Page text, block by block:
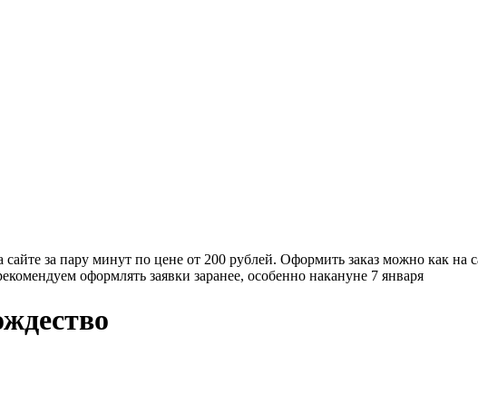
за пару минут по цене от 200 рублей. Оформить заказ можно как на
оформлять заявки заранее, особенно накануне 7 января